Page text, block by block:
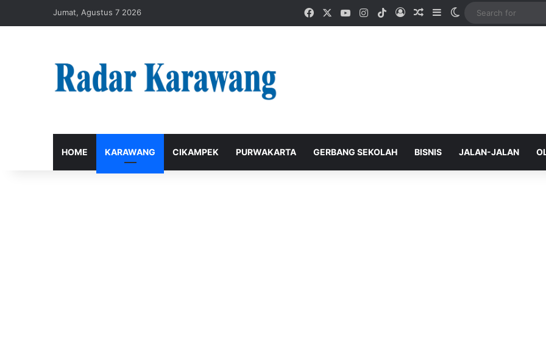
Jumat, Agustus 7 2026 FacebookYouTubeInstagram
TikTokLog InRandom Article
SidebarSwitch skin
HOME KARAWANG CIKAMPEK PURWAKARTA GERBANG SEKOLAH BISNIS JALAN-JALAN